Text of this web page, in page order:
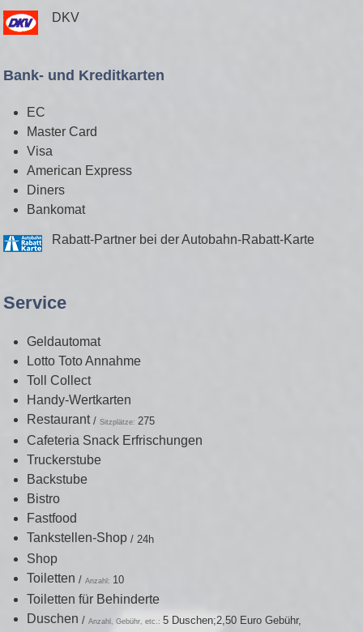
DKV
Bank- und Kreditkarten
EC
Master Card
Visa
American Express
Diners
Bankomat
Rabatt-Partner bei der Autobahn-Rabatt-Karte
Service
Geldautomat
Lotto Toto Annahme
Toll Collect
Handy-Wertkarten
Restaurant/Sitzplätze: 275
Cafeteria Snack Erfrischungen
Truckerstube
Backstube
Bistro
Fastfood
Tankstellen-Shop/ 24h
Shop
Toiletten/Anzahl: 10
Toiletten für Behinderte
Duschen/Anzahl, Gebühr, etc.:5 Duschen;2,50 Euro Gebühr,